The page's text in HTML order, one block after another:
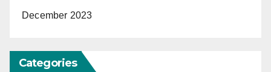
December 2023
Categories